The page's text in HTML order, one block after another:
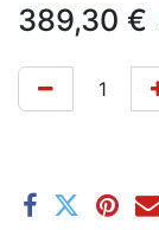
389,30 €